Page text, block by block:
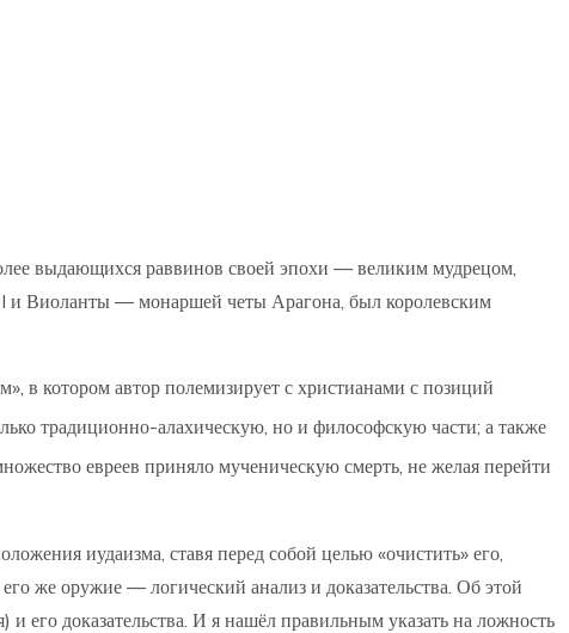
выдающихся раввинов своей эпохи — великим мудрецом,
I и Виоланты — монаршей четы Арагона, был королевским
в котором автор полемизирует с христианами с позиций
традиционно-алахическую, но и философскую части; а также
евреев приняло мученическую смерть, не желая перейти
иудаизма, ставя перед собой целью «очистить» его,
же оружие — логический анализ и доказательства. Об этой
его доказательства. И я нашёл правильным указать на ложность